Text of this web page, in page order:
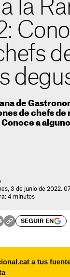
a la
de
de chefs de
a
3 de junio de 2022.
4 minutos
SEGUIR EN
a tus